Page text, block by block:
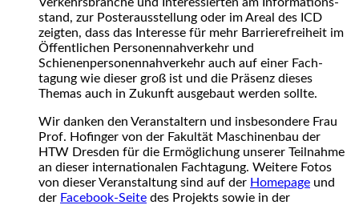
stand, zur Posterausstellung oder im Areal des ICD
zeigten, dass das Interesse für mehr Barrierefreiheit im
Öffentlichen Personennahverkehr und
Schienenpersonennahverkehr auch auf einer Fach­
tagung wie dieser groß ist und die Präsenz dieses
Themas auch in Zukunft ausgebaut werden sollte.
Wir danken den Veranstaltern und insbeson­dere Frau
Prof. Hofinger von der Fakultät Maschinen­bau der
HTW Dresden für die Ermög­lichung unserer Teilnahme
an dieser internationalen Fachtagung. Weitere Fotos
von dieser Veranstaltung sind auf der Homepage und
der Facebook-Seite des Projekts sowie in der